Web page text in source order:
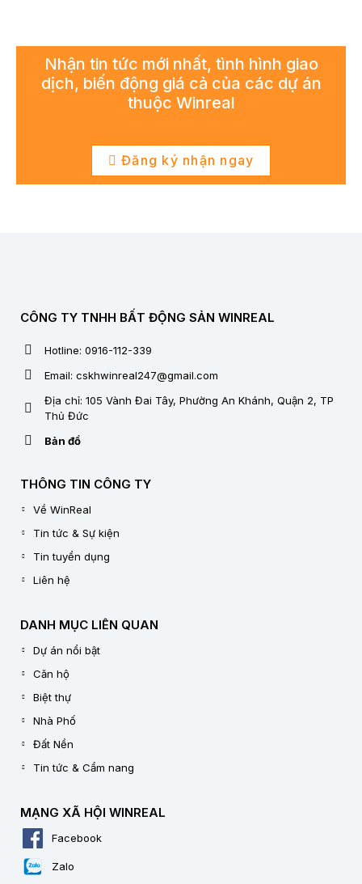
Nhận tin tức mới nhất, tình hình giao
dịch, biến động giá cả của các dự án
thuộc Winreal
Đăng ký nhận ngay
CÔNG TY TNHH BẤT ĐỘNG SẢN WINREAL
Hotline: 0916-112-339
Email: cskhwinreal247@gmail.com
Địa chỉ: 105 Vành Đai Tây, Phường An Khánh, Quận 2, TP
Thủ Đức
Bản đồ
THÔNG TIN CÔNG TY
Về WinReal
Tin tức & Sự kiện
Tin tuyển dụng
Liên hệ
DANH MỤC LIÊN QUAN
Dự án nổi bật
Căn hộ
Biệt thự
Nhà Phố
Đất Nền
Tin tức & Cẩm nang
MẠNG XÃ HỘI WINREAL
Facebook
Zalo